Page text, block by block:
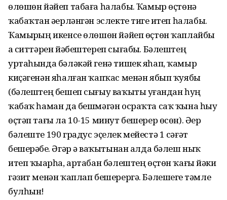
өлөшөн йәйеп табаға һалабыҙ. Ҡамыр өҫтөнә
ҡабаҡтан әҙерләнгән эслекте тигеҙ итеп һалабыҙ.
Ҡамырҙың икенсе өлөшөн йәйеп өҫтөн ҡаплайбыҙ
ҙа ситтәрен йәбештереп сығабыҙ. Бәлештең
уртаһында бәләкәй генә тишек яһап, ҡамыр
киҫәгенән яһалған ҡапҡас менән ябып ҡуябыҙ
(бәлештең бешеп сығыу ваҡыты уҙғандан һуң
ҡабаҡ һаман да бешмәгән осраҡта саҡ ҡына һыу
өҫтәп тағы ла 10-15 минут бешерер өсөн). Әҙер
бәлеште 190 градус эҫелек мейестә 1 сәғәт
бешерәбеҙ. Әгәр ҙә ваҡытынан алда бәлеш ныҡ
итеп ҡыҙарһа, артабан бәлештең өҫтөн ҡағыҙ йәки
гәзит менән ҡаплап бешерергә. Бәлешегеҙ тәмле
булһын!